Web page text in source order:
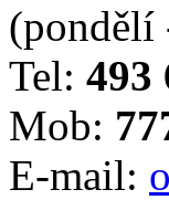
(pondělí
Tel: 493
Mob:
E-mail: